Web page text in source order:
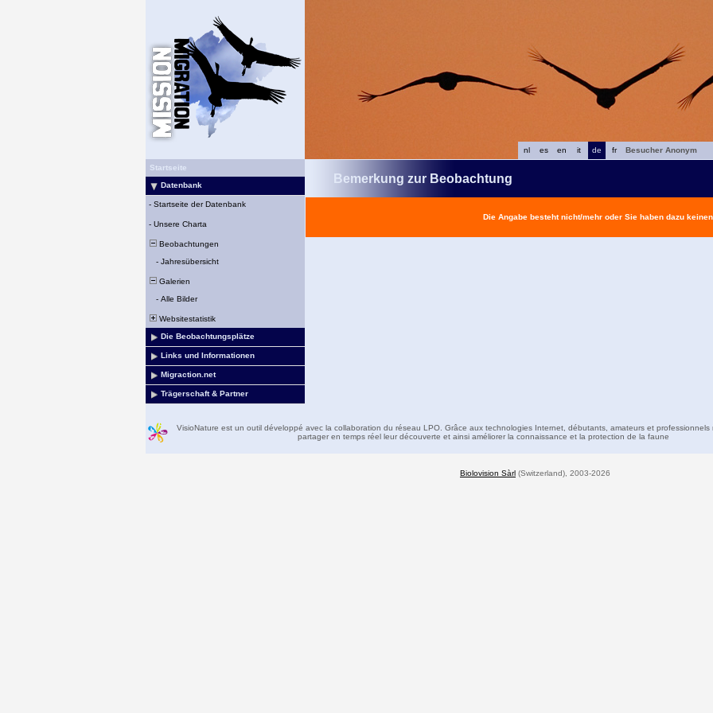
fr
de
it
en
es
nl
Besucher Anonym
Startseite
Datenbank
- Startseite der Datenbank
- Unsere Charta
Beobachtungen
- Jahresübersicht
Galerien
- Alle Bilder
Websitestatistik
Die Beobachtungsplätze
Links und Informationen
Migraction.net
Trägerschaft & Partner
Bemerkung zur Beobachtung
Die Angabe besteht nicht/mehr oder Sie haben dazu keinen
VisioNature est un outil développé avec la collaboration du réseau LPO. Grâce aux technologies Internet, débutants, amateurs et professionnels
partager en temps réel leur découverte et ainsi améliorer la connaissance et la protection de la faune
Biolovision Sàrl (Switzerland), 2003-2026